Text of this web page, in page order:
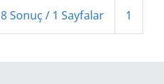
8 Sonuç / 1 Sayfalar 1